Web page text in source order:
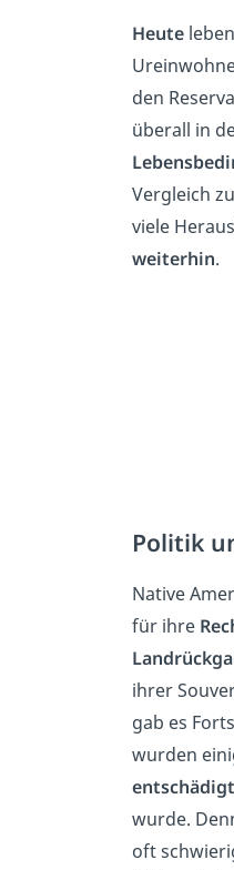
Heute
den
überall in
Vergleich
viele
weiterhin.
Politik
Native
für ihre
ihrer
gab es
wurden
entschädigt
wurde.
oft